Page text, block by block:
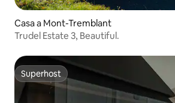
Casa a Mont-Tremblant
Trudel Estate 3, Beautiful.
Superhost
Superhost